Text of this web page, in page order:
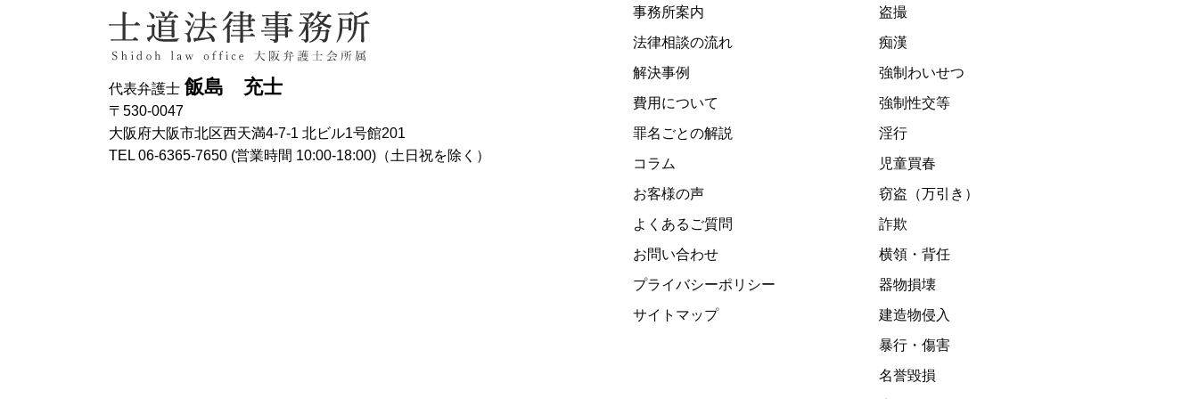
代表弁護士 飯島 充士
〒530-0047
大阪府大阪市北区西天満4-7-1 北ビル1号館201
TEL 06-6365-7650 (営業時間 10:00-18:00)（土日祝を除く）
事務所案内
法律相談の流れ
解決事例
費用について
罪名ごとの解説
コラム
お客様の声
よくあるご質問
お問い合わせ
プライバシーポリシー
サイトマップ
盗撮
痴漢
強制わいせつ
強制性交等
淫行
児童買春
窃盗（万引き）
詐欺
横領・背任
器物損壊
建造物侵入
暴行・傷害
名誉毀損